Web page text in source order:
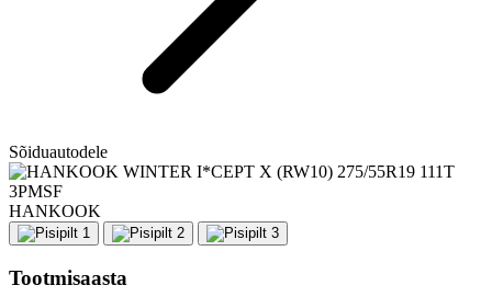
Sõiduautodele
HANKOOK
Tootmisaasta